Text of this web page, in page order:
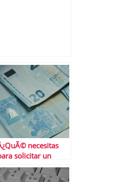
necesitas
solicitar un
personal?